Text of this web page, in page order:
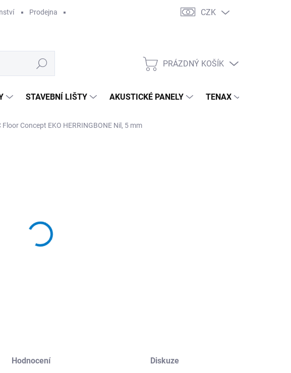
Prodejna CZK
Hledat
NÁKUPNÍ
PRÁZDNÝ KOŠÍK
STAVEBNÍ LIŠTY AKUSTICKÉ PANELY TENAX
Floor Concept EKO HERRINGBONE Nil, 5 mm
Hodnocení Diskuze